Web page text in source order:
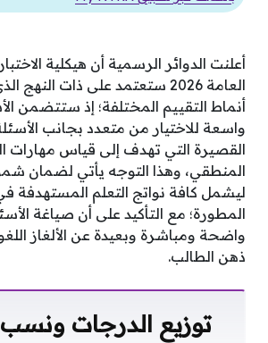
أعلنت الدوائر الرسمية أن هيكلية
العامة 2026 ستعتمد على ذات
أنماط التقييم المختلفة؛ إذ ستتضمن
واسعة للاختيار من متعدد بجانب
القصيرة التي تهدف إلى قياس مهارات
المنطقي، وهذا التوجه يأتي لضمان
ليشمل كافة نواتج التعلم المستهدفة
المطورة؛ مع التأكيد على أن صياغة
واضحة ومباشرة وبعيدة عن الألغاز
ذهن الطالب.
توزيع الدرجات ونسب